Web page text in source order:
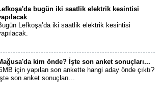
bugün iki saatlik elektrik kesintisi
Lefkoşa’da iki saatlik elektrik kesintisi
kim önde? İşte son anket sonuçları...
için yapılan son ankette hangi aday önde çıktı?
son anket sonuçları...